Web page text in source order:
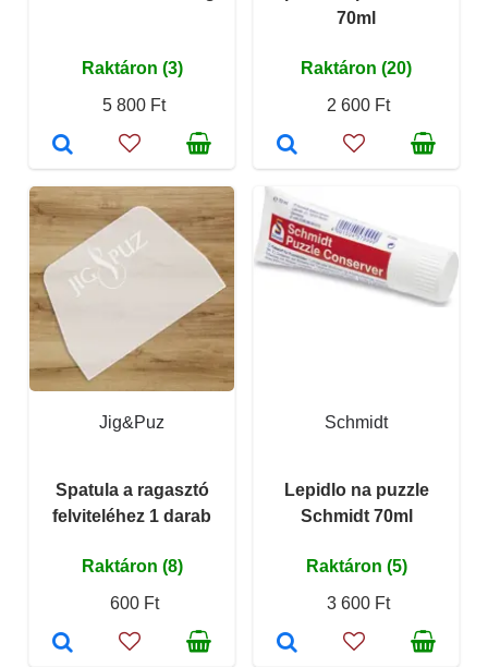
Raktáron (3)
5 800 Ft
70ml
Raktáron (20)
2 600 Ft
Jig&Puz
Spatula a ragasztó
felviteléhez 1 darab
Raktáron (8)
600 Ft
Schmidt
Lepidlo na puzzle
Schmidt 70ml
Raktáron (5)
3 600 Ft